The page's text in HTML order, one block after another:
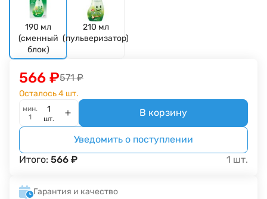
190 мл
(сменный
блок)
210 мл
(пульверизатор)
571 ₽
566 ₽
Осталось 4 шт.
мин.
1
шт.
В корзину
Уведомить о поступлении
Итого: 566 ₽ 1 шт.
Гарантия и качество